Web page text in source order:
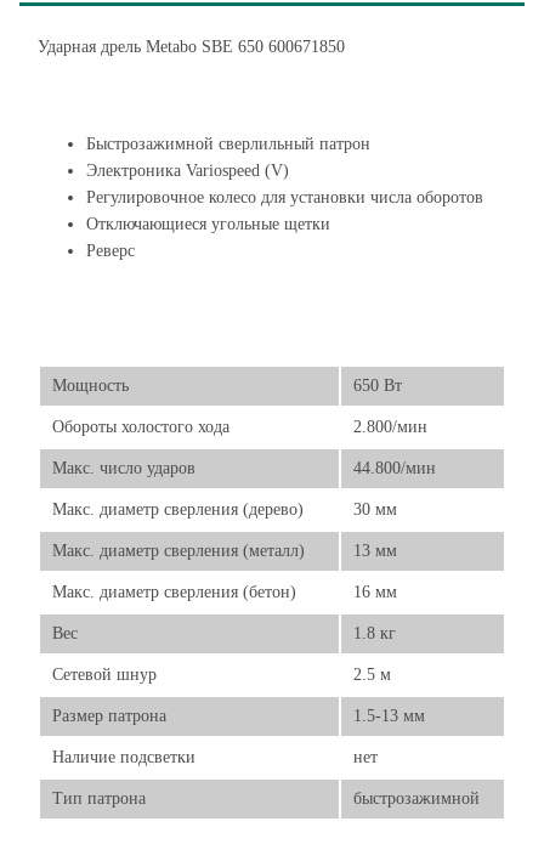
Ударная дрель Metabo SBE 650 600671850
Быстрозажимной сверлильный патрон
Электроника Variospeed (V)
Регулировочное колесо для установки числа оборотов
Отключающиеся угольные щетки
Реверс
Мощность 650 Вт
Обороты холостого хода 2.800/мин
Макс. число ударов 44.800/мин
Макс. диаметр сверления (дерево) 30 мм
Макс. диаметр сверления (металл) 13 мм
Макс. диаметр сверления (бетон) 16 мм
Вес 1.8 кг
Сетевой шнур 2.5 м
Размер патрона 1.5-13 мм
Наличие подсветки нет
Тип патрона быстрозажимной